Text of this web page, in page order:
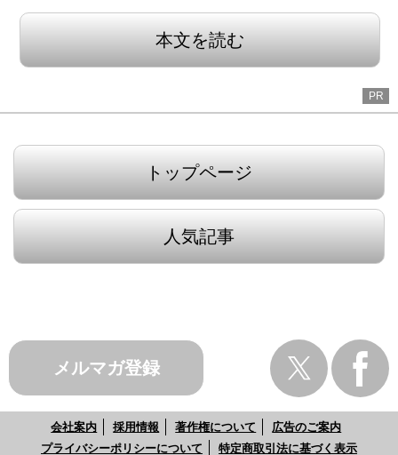
本文を読む
PR
トップページ
人気記事
メルマガ登録
会社案内 採用情報 著作権について
広告のご案内
プライバシーポリシーについて
特定商取引法に基づく表示